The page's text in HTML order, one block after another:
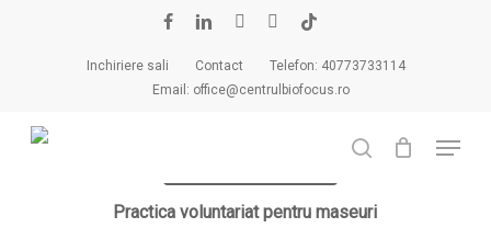
instagram
tiktok
Inchiriere sali
Contact
Telefon: 40773733114
Email: office@centrulbiofocus.ro
search
Menu
Practica voluntariat pentru maseuri